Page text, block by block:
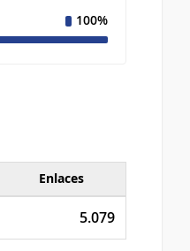
100%
Enlaces
5.079